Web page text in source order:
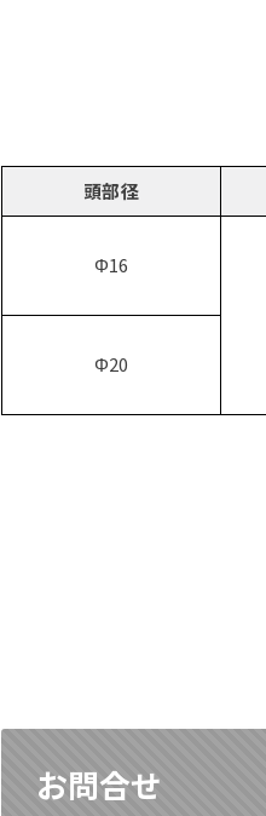
頭部径
Φ16
Φ20
お問合せ